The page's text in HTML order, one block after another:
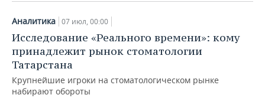
Аналитика 07 июл, 00:00
Исследование «Реального времени»: кому
принадлежит рынок стоматологии
Татарстана
Крупнейшие игроки на стоматологическом рынке
набирают обороты